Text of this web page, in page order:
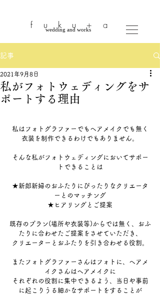
​fuku+a
​wedding and works
記事
私がフォトウェディングをサ
ポートする理由
2021年9月8日
私はフォトグラファーでもヘアメイクでも無く
衣装を制作できるわけでもありません。
そんな私がフォトウェディングにおいてサポー
トできることは
★新郎新婦のおふたりにぴったりなクリエータ
ーとのマッチング
★ヒアリングとご提案
既存のプラン(場所や衣装等)からでは無く、おふ
たりに合わせたご提案をさせていただき、
クリエーターとおふたりを引き合わせる役割。
またフォトグラファーさんはフォトに、ヘアメ
イクさんはヘアメイクに
それぞれの役割に集中できるよう、当日や事前
に起こりうる細かなサポートをすることが